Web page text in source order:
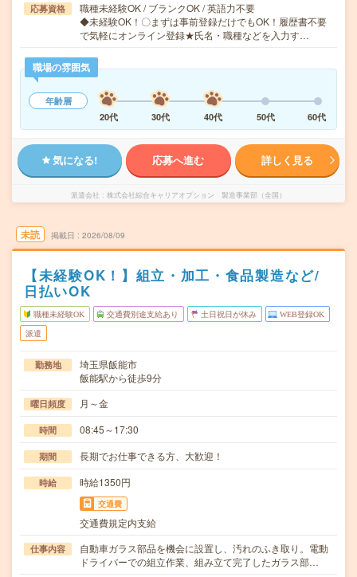
応募資格
職種未経験OK / ブランクOK / 英語力不要
◆未経験OK！〇まずは事前登録だけでもOK！履歴書不要
で気軽にオンライン登録★氏名・職種などを入力す…
職場の雰囲気
年齢層
20代
30代 40代 50代 60代
気になる! 応募へ進む 詳しく見る
派遣会社 株式会社綜合キャリアオプション 製造事業部（全国）
未読 掲載日 2026/08/09
【未経験OK！】組立・加工・食品製造など/
日払いOK
職種未経験OK 交通費別途支給あり 土日祝日が休み WEB登録OK
派遣
勤務地
埼玉県飯能市
飯能駅から徒歩9分
曜日頻度 月～金
時間 08:45～17:30
期間 長期でお仕事できる方、大歓迎！
時給 時給1350円
交通費
交通費規定内支給
仕事内容
自動車ガラス部品を機会に設置し、汚れのふき取り。電動
ドライバーでの組立作業、組み立て完了したガラス部…